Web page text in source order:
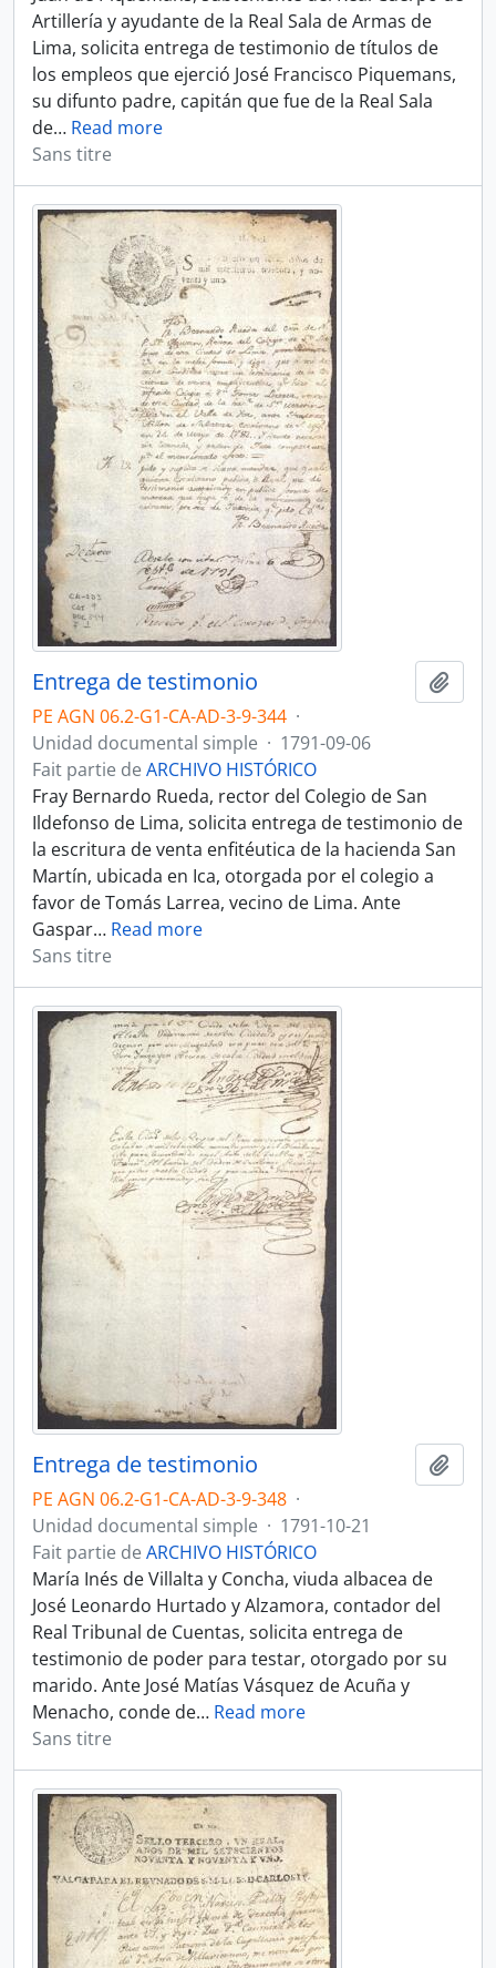
Artillería y ayudante de la Real Sala de Armas de
Lima, solicita entrega de testimonio de títulos de
los empleos que ejerció José Francisco Piquemans,
su difunto padre, capitán que fue de la Real Sala
de… Read more
Sans titre
Entrega de testimonio
PE AGN 06.2-G1-CA-AD-3-9-344 ·
Unidad documental simple · 1791-09-06
Fait partie de ARCHIVO HISTÓRICO
Fray Bernardo Rueda, rector del Colegio de San
Ildefonso de Lima, solicita entrega de testimonio de
la escritura de venta enfitéutica de la hacienda San
Martín, ubicada en Ica, otorgada por el colegio a
favor de Tomás Larrea, vecino de Lima. Ante
Gaspar… Read more
Sans titre
Entrega de testimonio
PE AGN 06.2-G1-CA-AD-3-9-348 ·
Unidad documental simple · 1791-10-21
Fait partie de ARCHIVO HISTÓRICO
María Inés de Villalta y Concha, viuda albacea de
José Leonardo Hurtado y Alzamora, contador del
Real Tribunal de Cuentas, solicita entrega de
testimonio de poder para testar, otorgado por su
marido. Ante José Matías Vásquez de Acuña y
Menacho, conde de… Read more
Sans titre